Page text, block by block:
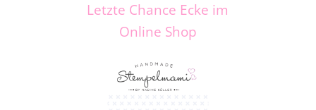
Letzte Chance Ecke im
Online Shop